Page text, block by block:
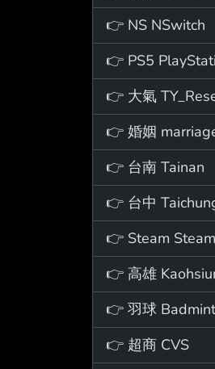
👉 NS NSwitch
👉 PS5
👉 大氣
👉 婚姻
👉 台南 Tainan
👉 台中
👉 Steam Steam
👉 高雄
👉 羽球
👉 超商 CVS